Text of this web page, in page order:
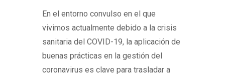
En el entorno convulso en el que
vivimos actualmente debido a la crisis
sanitaria del COVID-19, la aplicación de
buenas prácticas en la gestión del
coronavirus es clave para trasladar a